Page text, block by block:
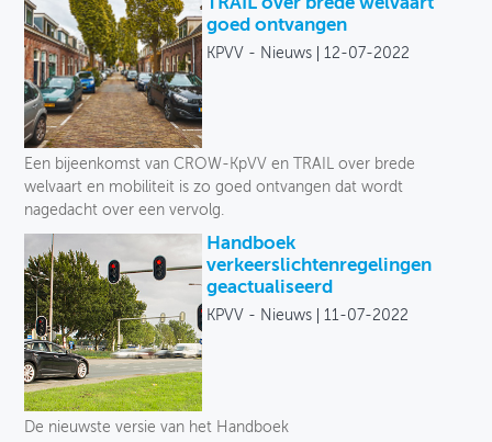
goed ontvangen
KPVV - Nieuws 12-07-2022
Een bijeenkomst van CROW-KpVV en TRAIL over brede
welvaart en mobiliteit is zo goed ontvangen dat wordt
nagedacht over een vervolg.
Handboek
verkeerslichtenregelingen
geactualiseerd
KPVV - Nieuws 11-07-2022
De nieuwste versie van het Handboek